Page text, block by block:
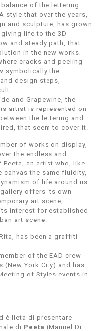
of the lettering
style that over the years,
and sculpture, has grown
life to the 3D
and steady path, that
in the new works,
cracks and peeling
symbolically the
design steps,
and Grapewine, the
artist is represented on
the lettering and
that seem to cover it.
of works on display,
the endless and
an artist who, like
canvas the same fluidity,
of life around us.
offers its own
art scene,
interest for established
art scene.
has been a graffiti
of the EAD crew
(New York City) and has
of Styles events in
è lieta di presentare
di Peeta (Manuel Di